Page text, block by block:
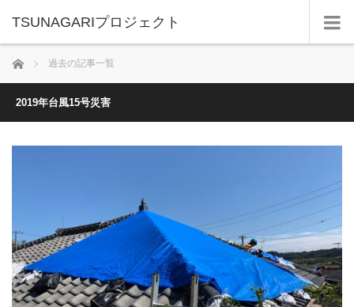
TSUNAGARIプロジェクト
ホーム 過去の記事一覧
2019年台風15号災害